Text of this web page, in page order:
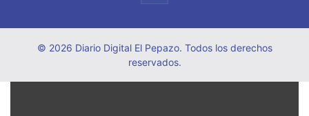
© 2026 Diario Digital El Pepazo. Todos los derechos
reservados.